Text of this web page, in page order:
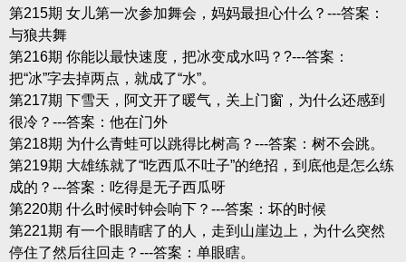
第215期 女儿第一次参加舞会，妈妈最担心什么？---答案：
与狼共舞
第216期 你能以最快速度，把冰变成水吗？?---答案：
把“冰”字去掉两点，就成了“水”。
第217期 下雪天，阿文开了暖气，关上门窗，为什么还感到
很冷？---答案：他在门外
第218期 为什么青蛙可以跳得比树高？---答案：树不会跳。
第219期 大雄练就了“吃西瓜不吐子”的绝招，到底他是怎么练
成的？---答案：吃得是无子西瓜呀
第220期 什么时候时钟会响下？---答案：坏的时候
第221期 有一个眼睛瞎了的人，走到山崖边上，为什么突然
停住了然后往回走？---答案：单眼瞎。